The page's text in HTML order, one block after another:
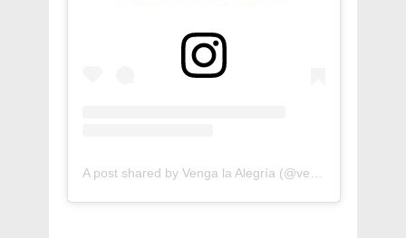
A post shared by Venga la Alegría (@vengalaalegria)